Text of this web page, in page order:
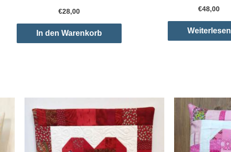
€28,00
In den Warenkorb
€48,00
Weiterlesen